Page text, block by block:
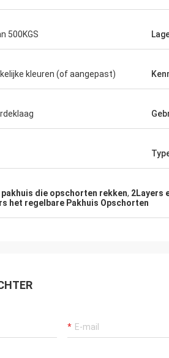
500KGS
kleuren (of aangepast)
pakhuis die opschorten rekken, 2Layers
het regelbare Pakhuis Opschorten